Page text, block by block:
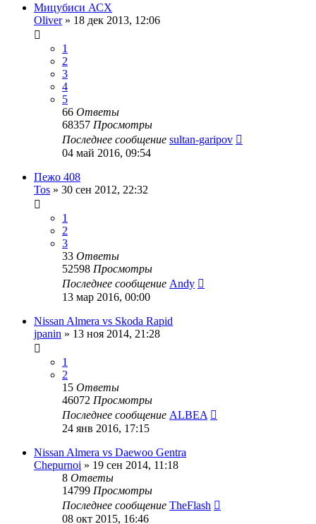
Мицубиси АСХ
Oliver» 18 дек 2013, 12:06
1
2
3
4
5
66 Ответы
68357 Просмотры
Последнее сообщение sultan-garipov
04 май 2016, 09:54
Пежо 408
Tos » 30 сен 2012, 22:32
1
2
3
33 Ответы
52598 Просмотры
Последнее сообщение Andy
13 мар 2016, 00:00
Nissan Almera vs Skoda Rapid
jpanin » 13 ноя 2014, 21:28
1
2
15 Ответы
46072 Просмотры
Последнее сообщение ALBEA
24 янв 2016, 17:15
Nissan Almera vs Daewoo Gentra
Chepurnoi » 19 сен 2014, 11:18
8 Ответы
14799 Просмотры
Последнее сообщение TheFlash
08 окт 2015, 16:46